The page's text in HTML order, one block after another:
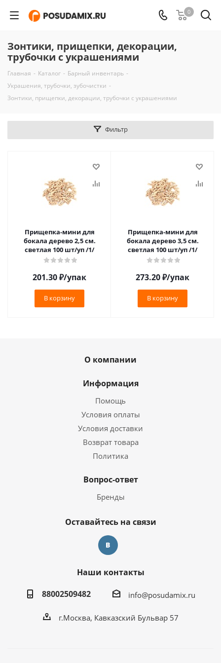
0
Зонтики, прищепки, декорации,
трубочки с украшениями
Главная - Каталог - Барный инвентарь -
Украшения, трубочки, зубочистки -
Зонтики, прищепки, декорации, трубочки с украшениями
Фильтр
Прищепка-мини для
бокала дерево 2,5 см.
светлая 100 шт/уп /1/
201.30₽/упак
В корзину
Прищепка-мини для
бокала дерево 3,5 см.
светлая 100 шт/уп /1/
273.20₽/упак
В корзину
О компании
Информация
Помощь
Условия оплаты
Условия доставки
Возврат товара
Политика
Вопрос-ответ
Бренды
Оставайтесь на связи
Наши контакты
88002509482
info@posudamix.ru
г.Москва, Кавказский Бульвар 57